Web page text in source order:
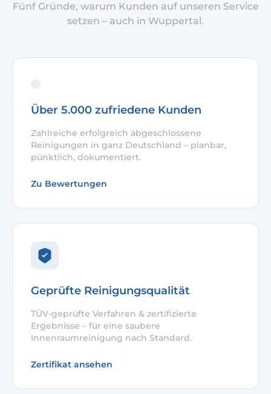
Fünf Gründe, warum Kunden auf unseren Service
setzen – auch in Wuppertal.
Über 5.000 zufriedene Kunden
Zahlreiche erfolgreich abgeschlossene
Reinigungen in ganz Deutschland – planbar,
pünktlich, dokumentiert.
Zu Bewertungen
Geprüfte Reinigungsqualität
TÜV-geprüfte Verfahren & zertifizierte
Ergebnisse – für eine saubere
Innenraumreinigung nach Standard.
Zertifikat ansehen